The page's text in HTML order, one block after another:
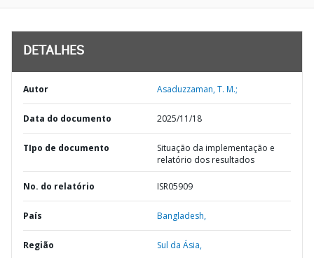
DETALHES
Autor Asaduzzaman, T. M.;
Data do documento 2025/11/18
TIpo de documento
Situação da implementação e
relatório dos resultados
No. do relatório ISR05909
País Bangladesh,
Região Sul da Ásia,